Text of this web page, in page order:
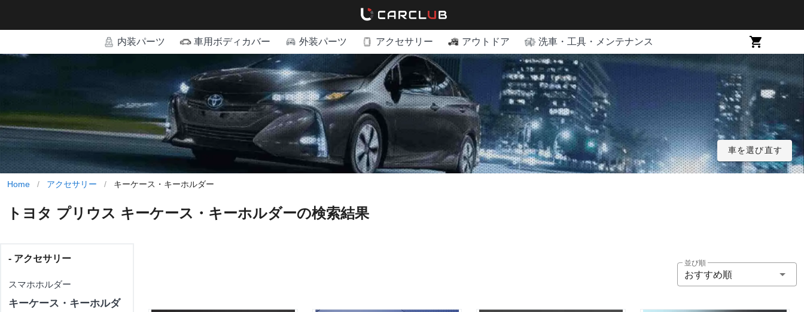
内装パーツ 車用ボディカバー 外装パーツ アクセサリー アウトドア 洗車・工具・メンテナンス
車を選び直す
Home / アクセサリー / キーケース・キーホルダー
トヨタ プリウス キーケース・キーホルダーの検索結果
- アクセサリー
スマホホルダー
キーケース・キーホルダ
並び順
おすすめ順